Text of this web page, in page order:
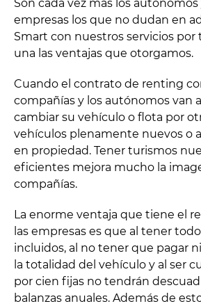
Son cada vez más los autónomos
empresas los que no dudan en
Smart con nuestros servicios por
una las ventajas que otorgamos.
Cuando el contrato de renting
compañías y los autónomos van
cambiar su vehículo o flota por
vehículos plenamente nuevos o
en propiedad. Tener turismos
eficientes mejora mucho la
compañías.
La enorme ventaja que tiene el
las empresas es que al tener
incluidos, al no tener que pagar
la totalidad del vehículo y al ser
por cien fijas no tendrán
balanzas anuales. Además de